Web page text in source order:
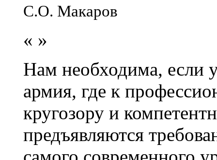
С.О. Макаров
« »
Нам необходима, если
армия, где к
кругозору и
предъявляются